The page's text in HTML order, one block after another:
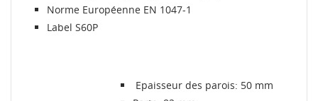
Norme Européenne EN 1047-1
Label S60P
Epaisseur des parois: 50 mm
Annuler Créer une liste d'envies
Annuler